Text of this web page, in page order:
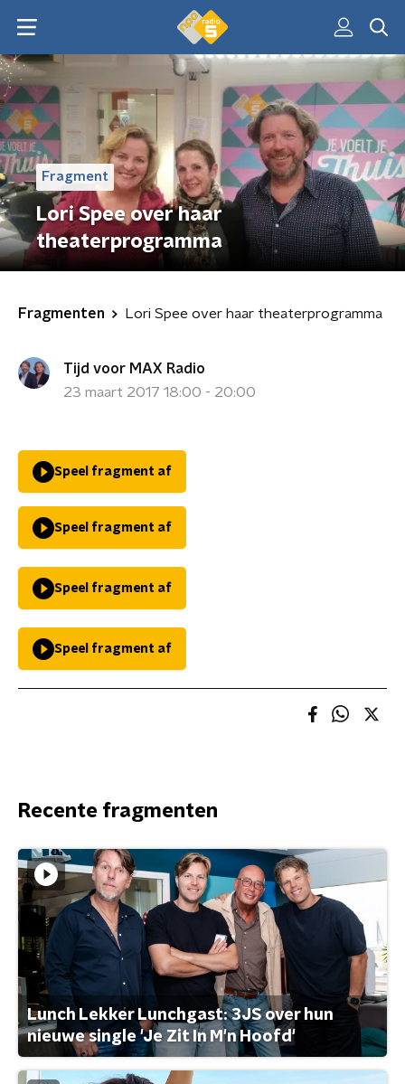
Fragment
Lori Spee over haar
theaterprogramma
Fragmenten Lori Spee over haar theaterprogramma
Tijd voor MAX Radio
23 maart 2017 18:00 - 20:00
Speel fragment af
Speel fragment af
Speel fragment af
Speel fragment af
Recente fragmenten
Lunch Lekker Lunchgast: 3JS over hun
nieuwe single 'Je Zit In M'n Hoofd'